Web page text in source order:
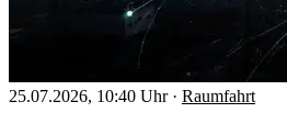
25.07.2026, 10:40 Uhr · Raumfahrt